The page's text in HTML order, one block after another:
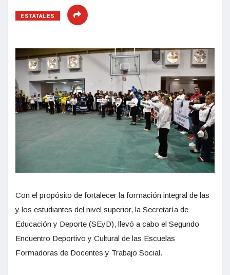
ESTATALES
Con el propósito de fortalecer la formación integral de las
y los estudiantes del nivel superior, la Secretaría de
Educación y Deporte (SEyD), llevó a cabo el Segundo
Encuentro Deportivo y Cultural de las Escuelas
Formadoras de Docentes y Trabajo Social.